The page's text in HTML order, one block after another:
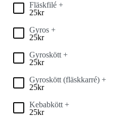
Fläskfilé +
25kr
Gyros +
25kr
Gyroskött +
25kr
Gyroskött (fläskkarré) +
25kr
Kebabkött +
25kr